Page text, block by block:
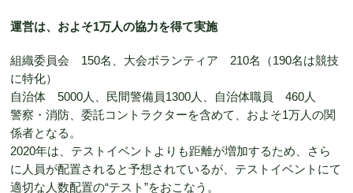
運営は、およそ1万人の協力を得て実施
組織委員会 150名、大会ボランティア 210名（190名は競技
に特化）
自治体 5000人、民間警備員1300人、自治体職員 460人
警察・消防、委託コントラクターを含めて、およそ1万人の関
係者となる。
2020年は、テストイベントよりも距離が増加するため、さら
に人員が配置されると予想されているが、テストイベントにて
適切な人数配置の“テスト”をおこなう。